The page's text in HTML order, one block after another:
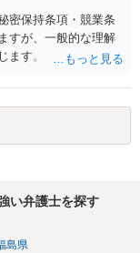
密保持条項・競業条
すが、一般的な理解
ます。 ・ツールの作
知的財産が相談者様
、契約を合意解除す
ついては、契約書上
整が必要 ・契約を残
になっている場合
になるかと存じま
弁護士の相談される
い弁護士を探す
島県